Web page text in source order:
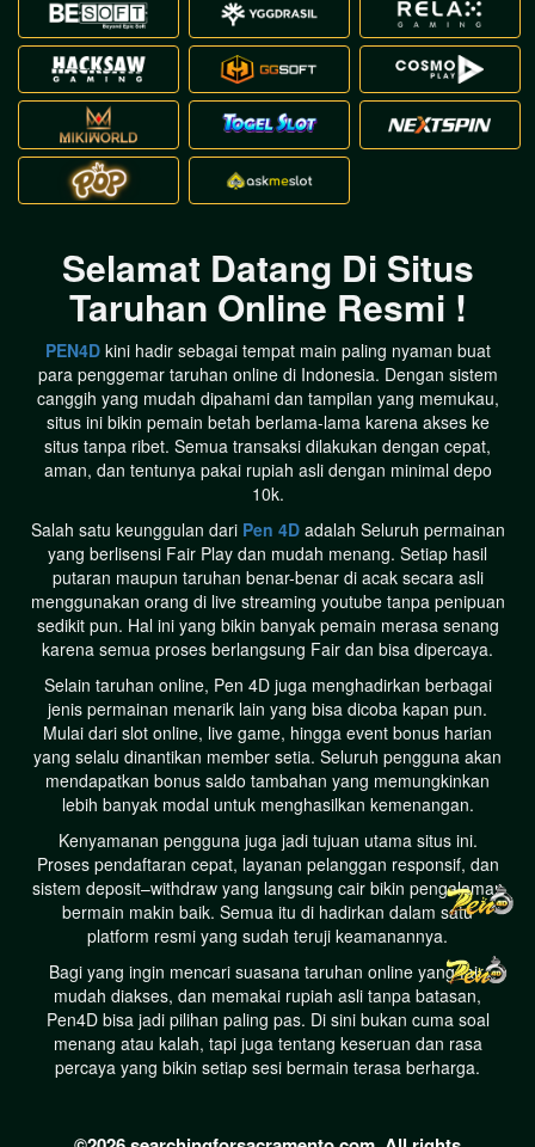
em****thTelah Berhasil Melakukan Withdraw
Rp 9.121.000,00
Selamat Datang Di Situs
Taruhan Online Resmi !
PEN4Dkini hadir sebagai tempat main paling nyaman buat
para penggemar taruhan online di Indonesia. Dengan sistem
canggih yang mudah dipahami dan tampilan yang memukau,
situs ini bikin pemain betah berlama-lama karena akses ke
situs tanpa ribet. Semua transaksi dilakukan dengan cepat,
aman, dan tentunya pakai rupiah asli dengan minimal depo
10k.
Salah satu keunggulan dari Pen 4Dadalah Seluruh permainan
yang berlisensi Fair Play dan mudah menang. Setiap hasil
putaran maupun taruhan benar-benar di acak secara asli
menggunakan orang di live streaming youtube tanpa penipuan
sedikit pun. Hal ini yang bikin banyak pemain merasa senang
karena semua proses berlangsung Fair dan bisa dipercaya.
Selain taruhan online, Pen 4D juga menghadirkan berbagai
jenis permainan menarik lain yang bisa dicoba kapan pun.
Mulai dari slot online, live game, hingga event bonus harian
yang selalu dinantikan member setia. Seluruh pengguna akan
mendapatkan bonus saldo tambahan yang memungkinkan
lebih banyak modal untuk menghasilkan kemenangan.
Kenyamanan pengguna juga jadi tujuan utama situs ini.
Proses pendaftaran cepat, layanan pelanggan responsif, dan
sistem deposit–withdraw yang langsung cair bikin pengalaman
bermain makin baik. Semua itu di hadirkan dalam satu
platform resmi yang sudah teruji keamanannya.
Bagi yang ingin mencari suasana taruhan online yang fair,
mudah diakses, dan memakai rupiah asli tanpa batasan,
Pen4D bisa jadi pilihan paling pas. Di sini bukan cuma soal
menang atau kalah, tapi juga tentang keseruan dan rasa
percaya yang bikin setiap sesi bermain terasa berharga.